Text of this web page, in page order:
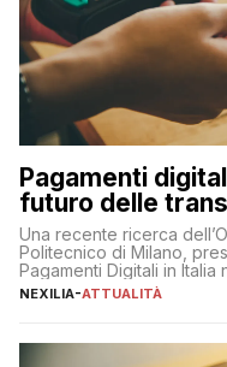
Pagamenti
futuro delle
Una recente ricerca
Politecnico di Milano,
Pagamenti Digitali in
definitivi del primo
NEXILIA-ATTUALITÀ